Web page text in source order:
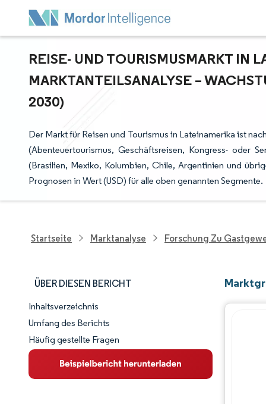
REISE- UND TOURISMUSMARKT IN
ARKTANTEILSANALYSE –
030)
Der Markt für Reisen und Tourismus in Lateinamerika ist
(Abenteuertourismus, Geschäftsreisen, Kongress- oder
(Brasilien, Mexiko, Kolumbien, Chile, Argentinien und
Prognosen in Wert (USD) für alle oben genannten Segmente.
Startseite Marktanalyse Forschung Zu
ÜBER DIESEN BERICHT
Marktschnappschuss
Marktübersicht
Wichtige Markttrends
Inhaltsverzeichnis
Umfang des Berichts
Häufig gestellte Fragen